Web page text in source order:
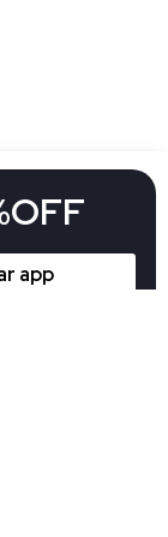
app